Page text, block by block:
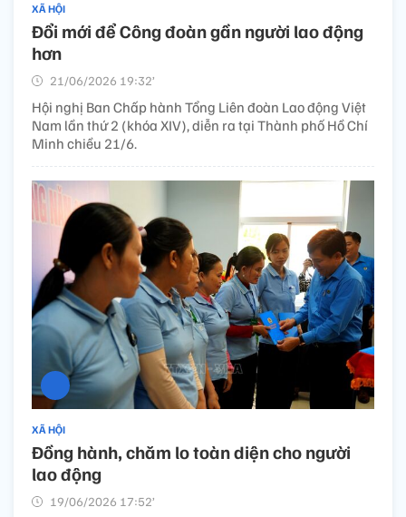
XÃ HỘI
Đổi mới để Công đoàn gần người lao động
hơn
21/06/2026 19:32’
Hội nghị Ban Chấp hành Tổng Liên đoàn Lao động Việt
Nam lần thứ 2 (khóa XIV), diễn ra tại Thành phố Hồ Chí
Minh chiều 21/6.
XÃ HỘI
Đồng hành, chăm lo toàn diện cho người
lao động
19/06/2026 17:52’